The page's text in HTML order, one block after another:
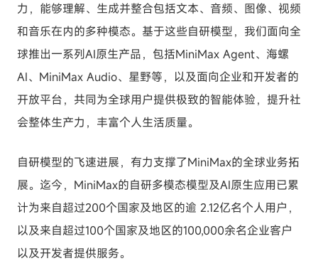
力，能够理解、生成并整合包括文本、音频、图像、视频
和音乐在内的多种模态。基于这些自研模型，我们面向全
球推出一系列AI原生产品，包括MiniMax Agent、海螺
AI、MiniMax Audio、星野等，以及面向企业和开发者的
开放平台，共同为全球用户提供极致的智能体验，提升社
会整体生产力，丰富个人生活质量。
自研模型的飞速进展，有力支撑了MiniMax的全球业务拓
展。迄今，MiniMax的自研多模态模型及AI原生应用已累
计为来自超过200个国家及地区的逾 2.12亿名个人用户，
以及来自超过100个国家及地区的100,000余名企业客户
以及开发者提供服务。